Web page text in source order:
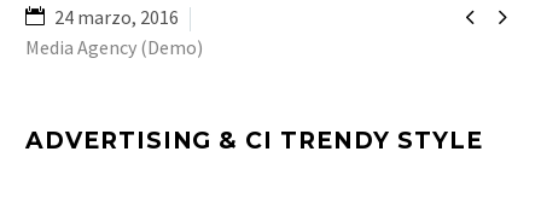
 
24 marzo, 2016
Media Agency (Demo)
ADVERTISING & CI TRENDY STYLE